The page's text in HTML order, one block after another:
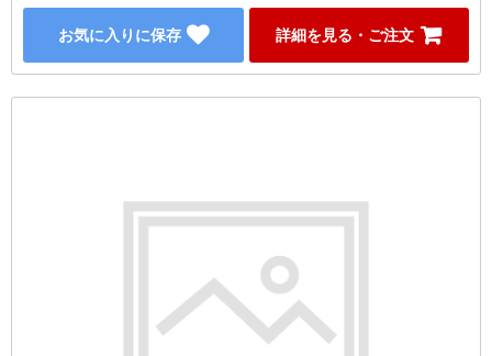
お気に入りに保存 詳細を見る・ご注文